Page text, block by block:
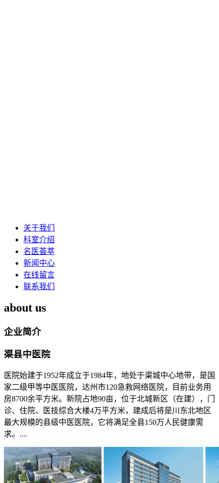
关于我们
科室介绍
名医荟萃
新闻中心
在线留言
联系我们
about us
企业简介
渠县中医院
医院始建于1952年成立于1984年，地处于渠城中心地带，是国
家二级甲等中医医院，达州市120急救网络医院，目前业务用
房8700余平方米。新院占地90亩，位于北城新区（在建），门
诊、住院、医技综合大楼4万平方米，建成后将是川东北地区
最大规模的县级中医医院，它将满足全县150万人民健康需
求。....